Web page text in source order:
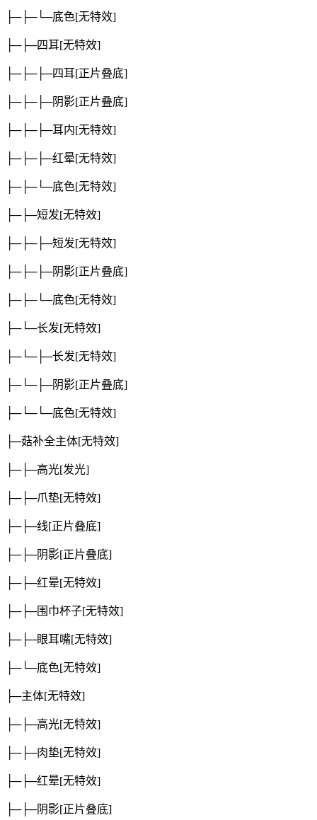
├─├─└─底色[无特效]
├─├─四耳[无特效]
├─├─├─四耳[正片叠底]
├─├─├─阴影[正片叠底]
├─├─├─耳内[无特效]
├─├─├─红晕[无特效]
├─├─└─底色[无特效]
├─├─短发[无特效]
├─├─├─短发[无特效]
├─├─├─阴影[正片叠底]
├─├─└─底色[无特效]
├─└─长发[无特效]
├─└─├─长发[无特效]
├─└─├─阴影[正片叠底]
├─└─└─底色[无特效]
├─菇补全主体[无特效]
├─├─高光[发光]
├─├─爪垫[无特效]
├─├─线[正片叠底]
├─├─阴影[正片叠底]
├─├─红晕[无特效]
├─├─围巾杯子[无特效]
├─├─眼耳嘴[无特效]
├─└─底色[无特效]
├─主体[无特效]
├─├─高光[无特效]
├─├─肉垫[无特效]
├─├─红晕[无特效]
├─├─阴影[正片叠底]